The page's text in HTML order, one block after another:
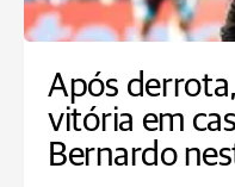
Após
vitória em
Bernardo